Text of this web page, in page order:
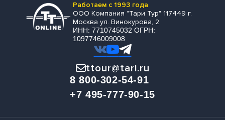
Работаем с 1993 года
ООО Компания "Тари Тур" 117449 г.
Москва ул. Винокурова, 2
ИНН: 7710745032 ОГРН:
1097746009008
ttour@tari.ru
8 800-302-54-91
+7 495-777-90-15